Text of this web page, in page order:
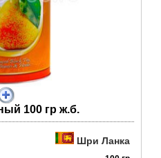
100 гр ж.б.
Шри Ланка